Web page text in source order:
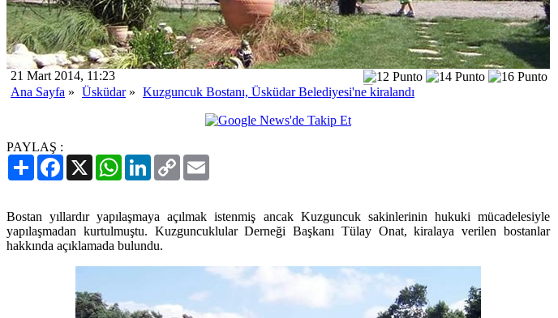
21 Mart 2014, 11:23
Ana Sayfa » Üsküdar» Kuzguncuk Bostanı, Üsküdar Belediyesi'ne kiralandı
PAYLAŞ :
PaylaşFacebook
X WhatsAppLinkedIn
Copy
Link
Bostan yıllardır yapılaşmaya açılmak istenmiş ancak Kuzguncuk sakinlerinin hukuki mücadelesiyle
yapılaşmadan kurtulmuştu. Kuzguncuklular Derneği Başkanı Tülay Onat, kiralaya verilen bostanlar
hakkında açıklamada bulundu.